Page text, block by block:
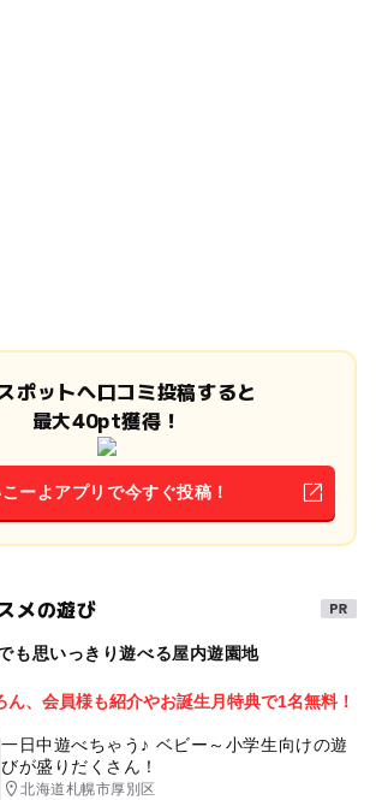
ポットへ口コミ投稿すると
最大40pt獲得！
ーよアプリで今すぐ投稿！
メの遊び
も思いっきり遊べる屋内遊園地
ん、会員様も紹介やお誕生月特典で1名無料！
一日中遊べちゃう♪ ベビー～小学生向けの遊
びが盛りだくさん！
北海道札幌市厚別区